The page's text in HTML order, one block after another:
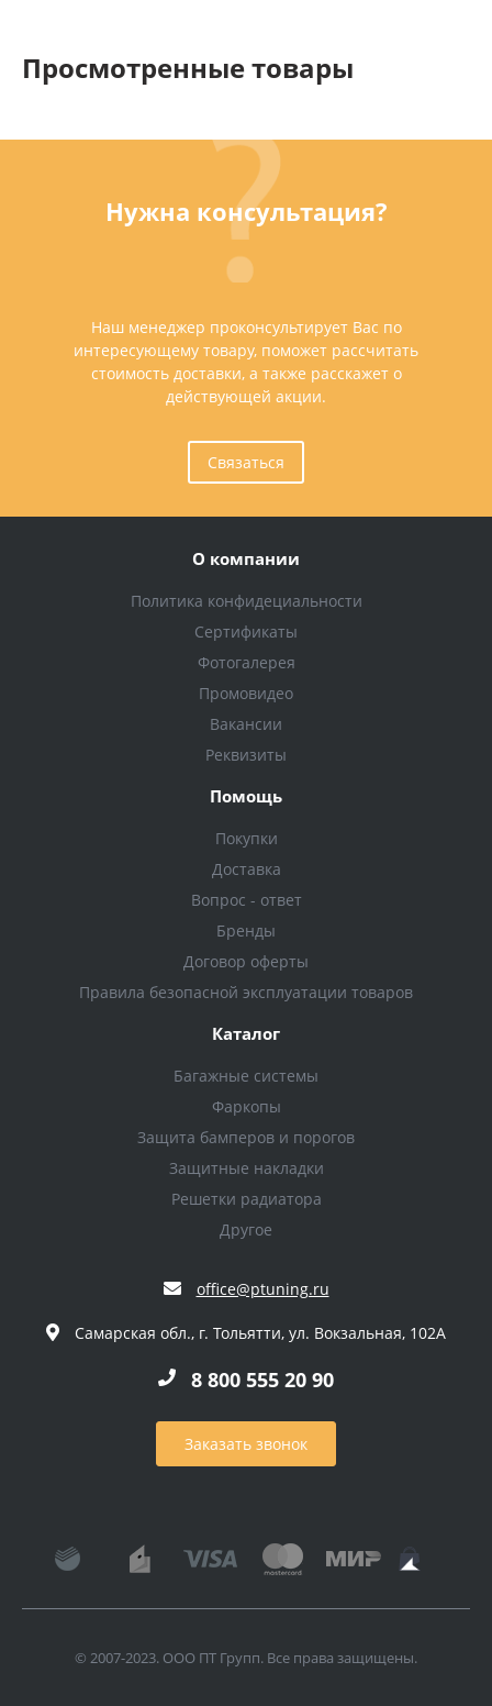
Просмотренные товары
Нужна консультация?
Наш менеджер проконсультирует Вас по
интересующему товару, поможет рассчитать
стоимость доставки, а также расскажет о
действующей акции.
Связаться
О компании
Политика конфидециальности
Сертификаты
Фотогалерея
Промовидео
Вакансии
Реквизиты
Помощь
Покупки
Доставка
Вопрос - ответ
Бренды
Договор оферты
Правила безопасной эксплуатации товаров
Каталог
Багажные системы
Фаркопы
Защита бамперов и порогов
Защитные накладки
Решетки радиатора
Другое
office@ptuning.ru
Самарская обл., г. Тольятти, ул. Вокзальная, 102А
8 800 555 20 90
Заказать звонок
© 2007-2023. ООО ПТ Групп. Все права защищены.